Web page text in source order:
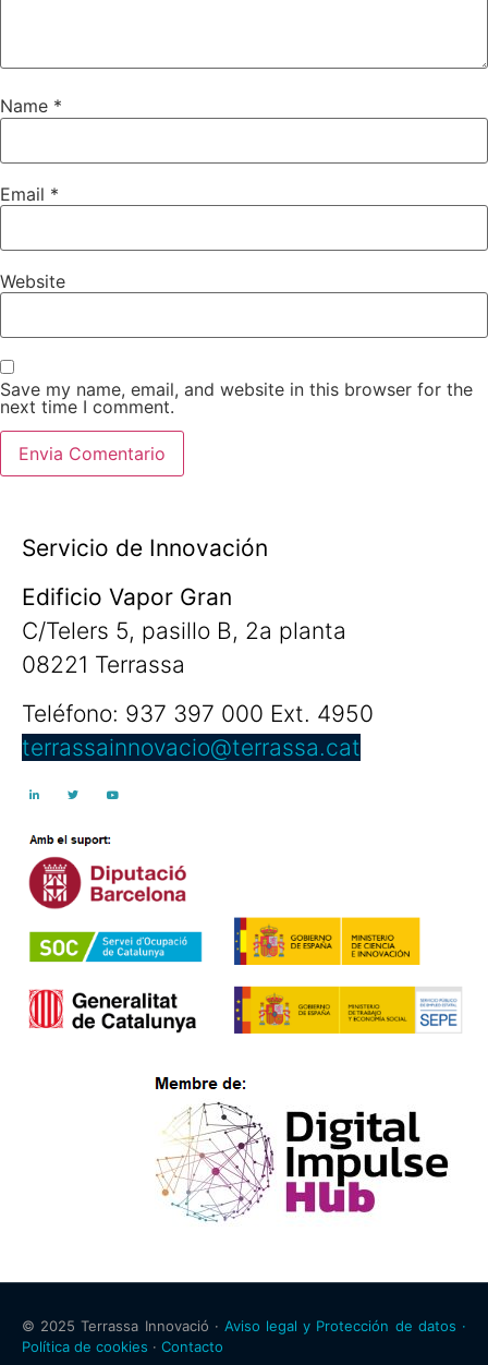
Name *
Email *
Website
Save my name, email, and website in this browser for the
next time I comment.
Servicio de Innovación
Edificio Vapor Gran
C/Telers 5, pasillo B, 2a planta
08221 Terrassa
Teléfono: 937 397 000 Ext. 4950
terrassainnovacio@terrassa.cat
© 2025 Terrassa Innovació · Aviso legal y Protección de datos ·
Política de cookies · Contacto